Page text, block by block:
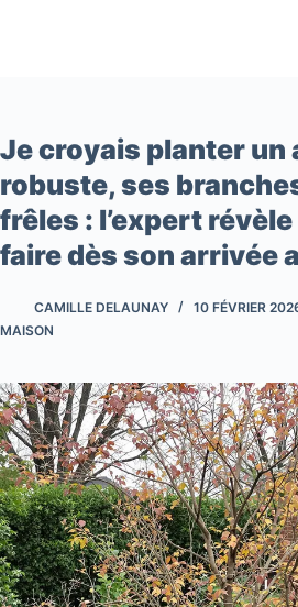
Je croyais planter un
robuste, ses
frêles : l’expert
faire dès son arrivée
CAMILLE DELAUNAY
10 FÉVRIER
MAISON